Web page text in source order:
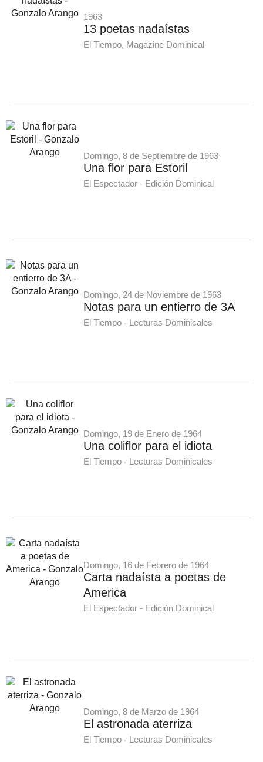
1963
13 poetas nadaístas
El Tiempo, Magazine Dominical
Domingo, 8 de Septiembre de 1963
Una flor para Estoril
El Espectador - Edición Dominical
Domingo, 24 de Noviembre de 1963
Notas para un entierro de 3A
El Tiempo - Lecturas Dominicales
Domingo, 19 de Enero de 1964
Una coliflor para el idiota
El Tiempo - Lecturas Dominicales
Domingo, 16 de Febrero de 1964
Carta nadaísta a poetas de
America
El Espectador - Edición Dominical
Domingo, 8 de Marzo de 1964
El astronada aterriza
El Tiempo - Lecturas Dominicales